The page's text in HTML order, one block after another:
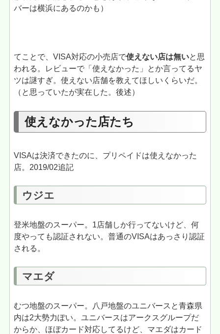
バーは横浜にあるのかも）
てことで、VISA対応の小売店で使えない店は無いと思
われる。レビューで「使えなかった」とか言ってるヤ
ツは謎すぎ。使えない店舗を教えてほしいくらいだ。
（と思っていたが実在した。後述）
使えなかった店たち
VISAは決済できたのに、プリペイドは使えなかった
店。2019/02追記
ウジエ
登米地盤のスーパー。1店舗しか行ってないけど、何
度やっても認証されない。普通のVISAはあっさり認証
される。
マエダ
むつ地盤のスーパー。八戸地盤のユニバースと青森県
内は2大勢力ぽい。ユニバースはアークスグループだ
からか、ほぼカード対応してるけど、マエダはカード